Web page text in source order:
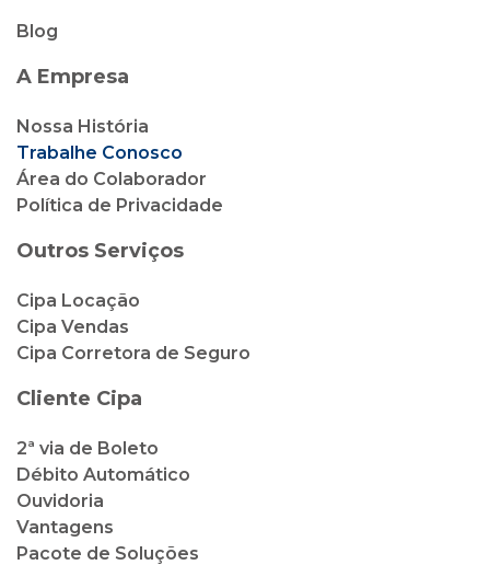
Blog
A Empresa
Nossa História
Trabalhe Conosco
Área do Colaborador
Política de Privacidade
Outros Serviços
Cipa Locação
Cipa Vendas
Cipa Corretora de Seguro
Cliente Cipa
2ª via de Boleto
Débito Automático
Ouvidoria
Vantagens
Pacote de Soluções